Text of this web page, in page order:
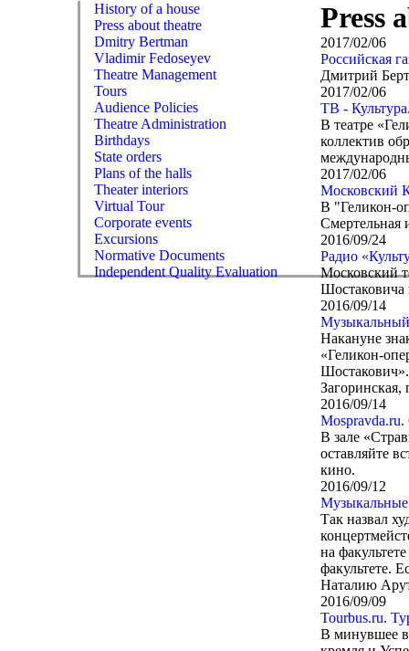
History of a house
Press about theatre
Dmitry Bertman
Vladimir Fedoseyev
Theatre Management
Tours
Audience Policies
Theatre Administration
Birthdays
State orders
Plans of the halls
Theater interiors
Virtual Tour
Corporate events
Excursions
Normative Documents
Independent Quality Evaluation
Press
2017/02/06
Российская
Дмитрий
2017/02/06
ТВ -
В театре
коллектив
2017/02/06
Московский
В "Геликон-
Смертельная
2016/09/24
Радио
Московский
Шостаковича
2016/09/14
Накануне
«Геликон-
Загоринская,
2016/09/14
В зале
оставляйте
кино.
2016/09/12
Музыкальные
Так назвал
на
факультете.
Наталию
2016/09/09
Tourbus.ru.
В минувшее